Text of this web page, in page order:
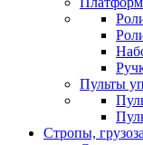
Пульты
Стропы,